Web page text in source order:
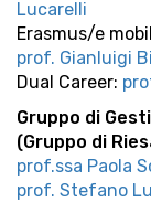
Lucarelli
Erasmus/e
prof. Gianluigi
Dual Career:
Gruppo di
(Gruppo di
prof.ssa Paola
prof. Stefano